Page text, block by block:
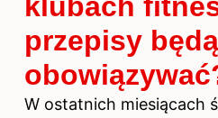
przepisy będą
W ostatnich miesiącach